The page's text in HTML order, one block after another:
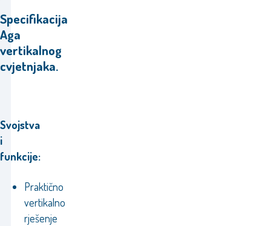
Specifikacija
Aga
vertikalnog
cvjetnjaka.
Svojstva
i
funkcije:
Praktično
vertikalno
rješenje